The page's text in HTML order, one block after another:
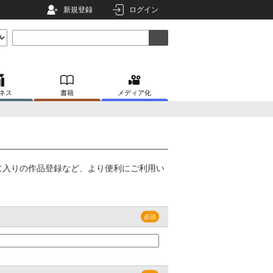
新規登録 ログイン
ス 書籍 メディア化
りの作品登録など、より便利にご利用い